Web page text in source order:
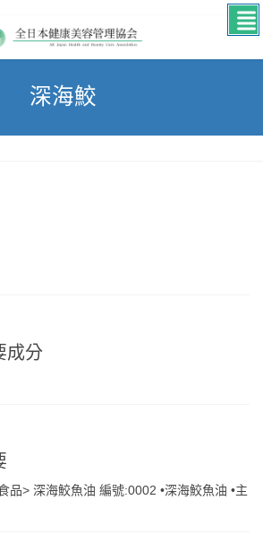
深海鮫
成分
品> 深海鮫魚油 編號:0002 •深海鮫魚油 •主